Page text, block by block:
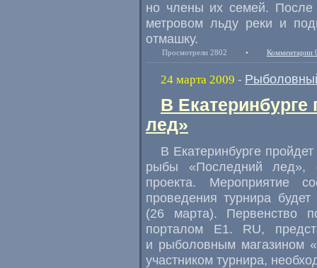
но члены их семей. После
метровом льду реки и
отмашку.
Просмотрели 2802 • Комментарии
24 марта 2009 -
В
лед»
В Екатеринбурге
рыбы «Последний лед»,
проекта. Мероприятие
проведения турнира
(26 марта). Первенство
порталом Е1. RU,
и рыболовным магазином
участником турнира,